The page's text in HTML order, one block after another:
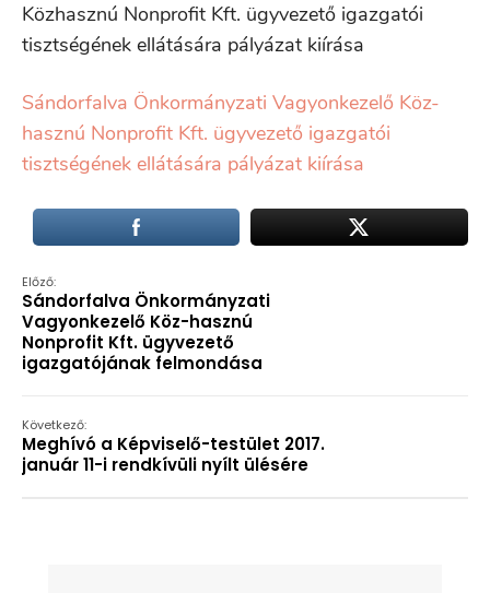
Közhasznú Nonprofit Kft. ügyvezető igazgatói
tisztségének ellátására pályázat kiírása
Sándorfalva Önkormányzati Vagyonkezelő Köz-
hasznú Nonprofit Kft. ügyvezető igazgatói
tisztségének ellátására pályázat kiírása
Előző:
Sándorfalva Önkormányzati
Vagyonkezelő Köz-hasznú
Nonprofit Kft. ügyvezető
igazgatójának felmondása
Következő:
Meghívó a Képviselő-testület 2017.
január 11-i rendkívüli nyílt ülésére